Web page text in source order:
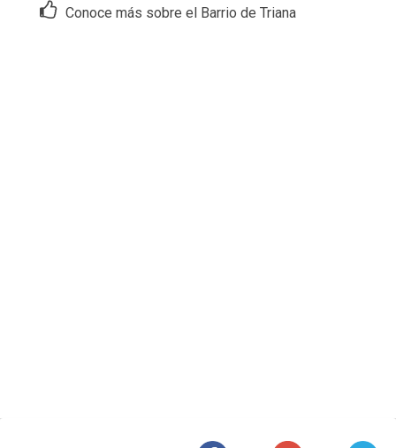
Conoce más sobre el Barrio de Triana